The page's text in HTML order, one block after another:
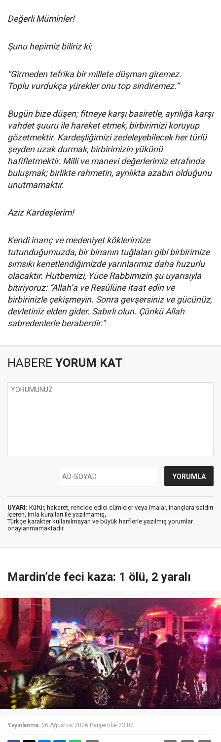
Değerli Müminler!
Şunu hepimiz biliriz ki;
“Girmeden tefrika bir millete düşman giremez.
Toplu vurdukça yürekler onu top sindiremez.”
Bugün bize düşen; fitneye karşı basiretle, ayrılığa karşı
vahdet şuuru ile hareket etmek, birbirimizi koruyup
gözetmektir. Kardeşliğimizi zedeleyebilecek her türlü
şeyden uzak durmak, birbirimizin yükünü
hafifletmektir. Milli ve manevi değerlerimiz etrafında
buluşmak; birlikte rahmetin, ayrılıkta azabın olduğunu
unutmamaktır.
Aziz Kardeşlerim!
Kendi inanç ve medeniyet köklerimize
tutunduğumuzda, bir binanın tuğlaları gibi birbirimize
sımsıkı kenetlendiğimizde yarınlarımız daha huzurlu
olacaktır. Hutbemizi, Yüce Rabbimizin şu uyarısıyla
bitiriyoruz: “Allah’a ve Resûlüne itaat edin ve
birbirinizle çekişmeyin. Sonra gevşersiniz ve gücünüz,
devletiniz elden gider. Sabırlı olun. Çünkü Allah
sabredenlerle beraberdir.”
HABERE YORUM KAT
UYARI: Küfür, hakaret, rencide edici cümleler veya imalar, inançlara saldırı
içeren, imla kuralları ile yazılmamış,
Türkçe karakter kullanılmayan ve büyük harflerle yazılmış yorumlar
onaylanmamaktadır.
Mardin’de feci kaza: 1 ölü, 2 yaralı
Yayınlanma: 06 Ağustos 2026 Perşembe 23:02